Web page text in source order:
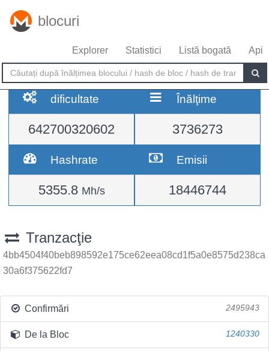
blocuri
Explorer Statistici Listă bogată Api
dificultate
642700320602
Înălţime
3736273
Hashrate
5355.8 Mh/s
Emisii
18446744
Tranzacţie
4bb4504f40beb898592e175ce62eea08cd1f5a0e8575d238ca
30a6f375622fd7
Confirmări 2495943
De la Bloc 1240330